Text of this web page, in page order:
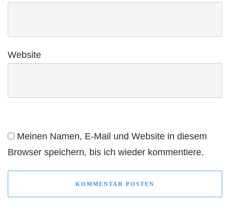
Website
Meinen Namen, E-Mail und Website in diesem
Browser speichern, bis ich wieder kommentiere.
KOMMENTAR POSTEN